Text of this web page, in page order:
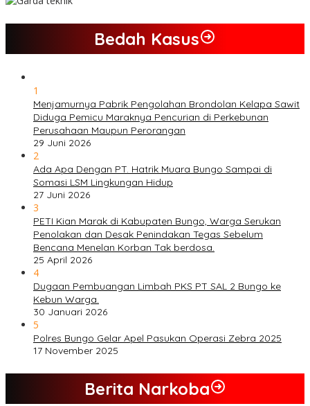
Bedah Kasus
1
Menjamurnya Pabrik Pengolahan Brondolan Kelapa Sawit
Diduga Pemicu Maraknya Pencurian di Perkebunan
Perusahaan Maupun Perorangan
29 Juni 2026
2
Ada Apa Dengan PT. Hatrik Muara Bungo Sampai di
Somasi LSM Lingkungan Hidup
27 Juni 2026
3
PETI Kian Marak di Kabupaten Bungo, Warga Serukan
Penolakan dan Desak Penindakan Tegas Sebelum
Bencana Menelan Korban Tak berdosa.
25 April 2026
4
Dugaan Pembuangan Limbah PKS PT SAL 2 Bungo ke
Kebun Warga.
30 Januari 2026
5
Polres Bungo Gelar Apel Pasukan Operasi Zebra 2025
17 November 2025
Berita Narkoba